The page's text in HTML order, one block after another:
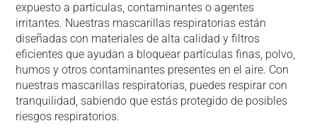
expuesto a partículas, contaminantes o agentes
irritantes. Nuestras mascarillas respiratorias están
diseñadas con materiales de alta calidad y filtros
eficientes que ayudan a bloquear partículas finas, polvo,
humos y otros contaminantes presentes en el aire. Con
nuestras mascarillas respiratorias, puedes respirar con
tranquilidad, sabiendo que estás protegido de posibles
riesgos respiratorios.